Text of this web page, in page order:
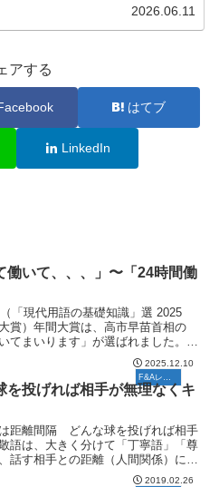
2026.06.11
アする
はてブ
LinkedIn
働いて、、、」〜「24時間働
「現代用語の基礎知識」選 2025
賞）年間大賞は、高市早苗首相の
てまいります」が選ばれました。受
2025.12.10
投げれば相手が無理なくキ
離間隔 どんな球を投げれば相手
は、大きく分けて「丁寧語」「尊
話す相手との距離（人間関係）によ
す。職場でも相手との距... 2019.02.26